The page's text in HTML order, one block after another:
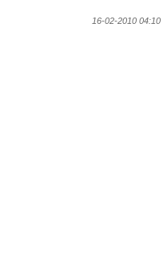
16-02-2010 04:10